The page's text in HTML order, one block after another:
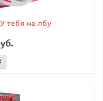
тебя на лбу